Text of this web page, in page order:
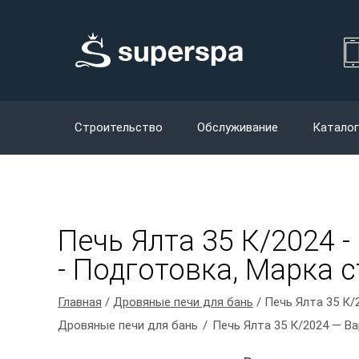
Строительство Обслуживание Каталог
Печь Ялта 35 К/2024
- Подготовка, Марка
Главная / Дровяные печи для бань / Печь Ялта 35 К/
Дровяные печи для бань
Печь Ялта 35 К/2024 —